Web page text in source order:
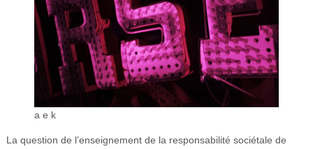
a e k
La question de l’enseignement de la responsabilité sociétale de